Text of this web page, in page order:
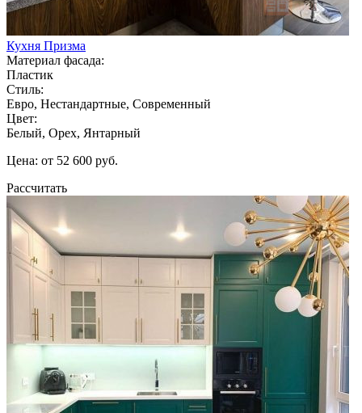
Кухня Призма
Материал фасада:
Пластик
Стиль:
Евро, Нестандартные, Современный
Цвет:
Белый, Орех, Янтарный
Цена: от 52 600 руб.
Рассчитать